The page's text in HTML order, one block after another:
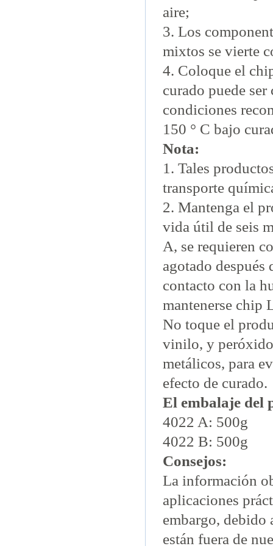
aire;
3. Los
mixtos se vierte
4. Coloque el
curado puede
condiciones
150 ° C bajo
Nota:
1. Tales
transporte
2. Mantenga el
vida útil de seis
A, se requieren
agotado después
contacto con la
mantenerse chip
No toque el
vinilo, y peróxido
metálicos, para
efecto de curado.
El embalaje del
4022 A: 500g
4022 B: 500g
Consejos:
La información
aplicaciones
embargo, debido
están fuera de